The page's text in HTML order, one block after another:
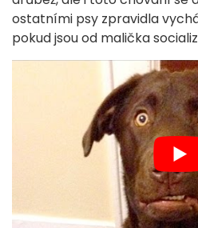
ostatními psy zpravidla
pokud jsou od malička